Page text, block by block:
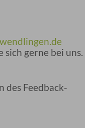
sich gerne bei uns.
des Feedback-